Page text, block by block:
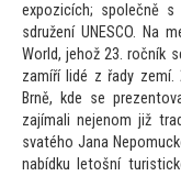
expozicích; společně s
sdružení UNESCO. Na
World, jehož 23. ročník
zamíří lidé z řady
Brně, kde se prezen
zajímali nejenom již
svatého Jana
nabídku letošní